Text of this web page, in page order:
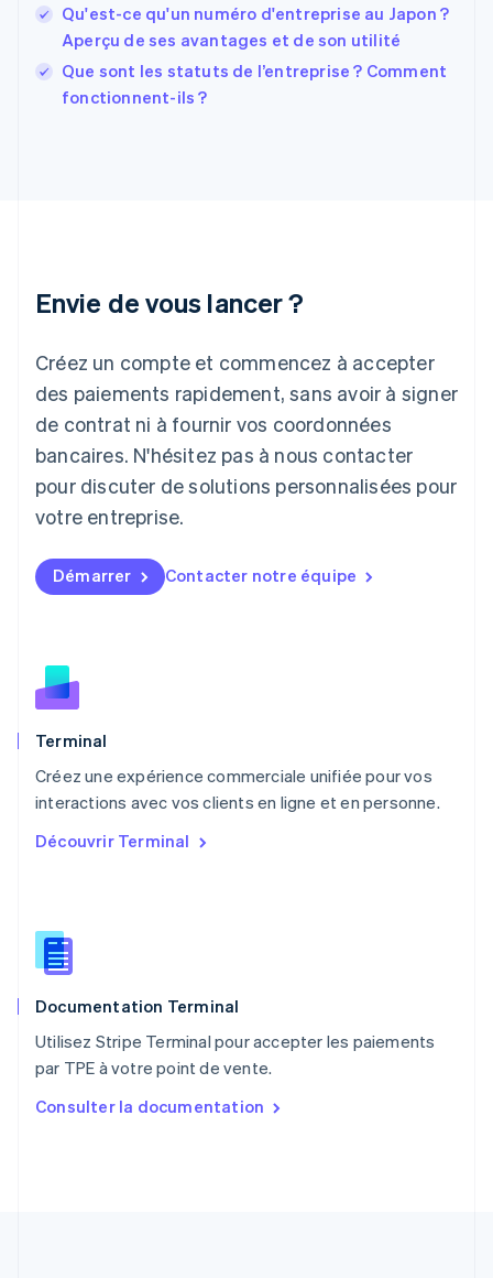
Qu'est-ce qu'un numéro d'entreprise au Japon ?
Aperçu de ses avantages et de son utilité
Que sont les statuts de l’entreprise ? Comment
fonctionnent-ils ?
Envie de vous lancer ?
Créez un compte et commencez à accepter
des paiements rapidement, sans avoir à signer
de contrat ni à fournir vos coordonnées
bancaires. N'hésitez pas à nous contacter
pour discuter de solutions personnalisées pour
votre entreprise.
Démarrer Contacter notre équipe
Terminal
Créez une expérience commerciale unifiée pour vos
interactions avec vos clients en ligne et en personne.
Découvrir Terminal
Documentation Terminal
Utilisez Stripe Terminal pour accepter les paiements
par TPE à votre point de vente.
Consulter la documentation
Gibraltar
English
Grèce
English
Hongrie
日本語 English
English
Liechtenstein
Deutsch English
Lituanie
English
Luxembourg
FrançaisDeutschEnglish
Malaisie
Malte
English
Mexique
English
Nouvelle-Zélande
English
Pays-Bas
Pologne
English
PortuguêsEnglish
English
Roumanie
Royaume-Uni
Singapour
English简体中文
English